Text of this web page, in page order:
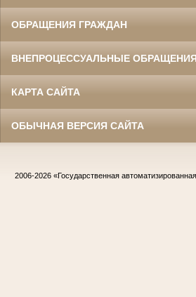
ОБРАЩЕНИЯ ГРАЖДАН
ВНЕПРОЦЕССУАЛЬНЫЕ ОБРАЩЕНИЯ
КАРТА САЙТА
ОБЫЧНАЯ ВЕРСИЯ САЙТА
2006-2026 «Государственная